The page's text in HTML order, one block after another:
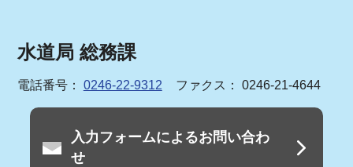
水道局 総務課
電話番号： 0246-22-9312 ファクス： 0246-21-4644
入力フォームによるお問い合わ
せ